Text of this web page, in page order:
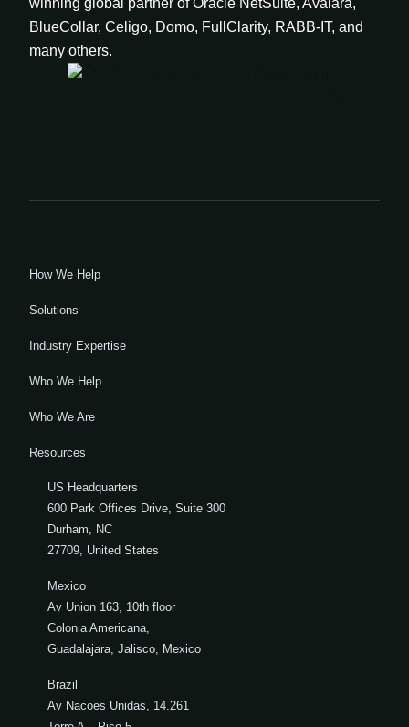
winning global partner of Oracle NetSuite, Avalara,
BlueCollar, Celigo, Domo, FullClarity, RABB-IT, and
many others.
How We Help
Solutions
Industry Expertise
Who We Help
Who We Are
Resources
US Headquarters
600 Park Offices Drive, Suite 300
Durham, NC
27709, United States
Mexico
Av Union 163, 10th floor
Colonia Americana,
Guadalajara, Jalisco, Mexico
Brazil
Av Nacoes Unidas, 14.261